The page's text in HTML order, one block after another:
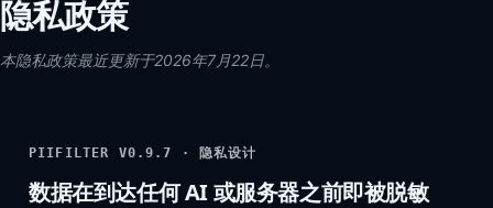
隐私政策
本隐私政策最近更新于2026年7月22日。
PIIFILTER V0.9.7 · 隐私设计
数据在到达任何 AI 或服务器之前即被脱敏